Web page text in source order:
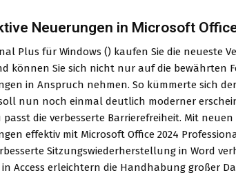
Neuerungen in Microsoft
Plus für Windows () kaufen Sie die neueste
können Sie sich nicht nur auf die bewährten
in Anspruch nehmen. So kümmerte sich
nun noch einmal deutlich moderner
die verbesserte Barrierefreiheit. Mit
effektiv mit Microsoft Office 2024
Sitzungswiederherstellung in Word
Access erleichtern die Handhabung großer